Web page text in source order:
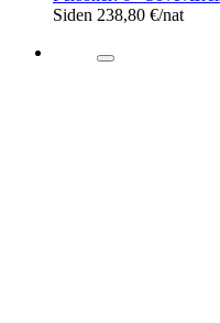
Siden 238,80 €/nat